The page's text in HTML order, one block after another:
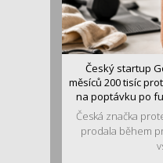
Český startup
měsíců 200 tisíc
na poptávku po
Česká značka
prodala během